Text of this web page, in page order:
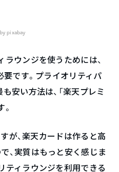
pixabay
ラウンジを使うためには、
要です。プライオリティパ
安い方法は、「楽天プレミ
が、楽天カードは作ると高
、実質はもっと安く感じま
ティラウンジを利用できる